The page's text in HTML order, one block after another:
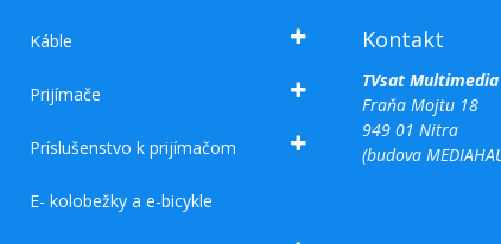
Káble
Prijímače
Príslušenstvo k prijímačom
E- kolobežky a e-bicykle
Kontakt
TVsat
Fraňa Mojtu 18
949 01 Nitra
(budova